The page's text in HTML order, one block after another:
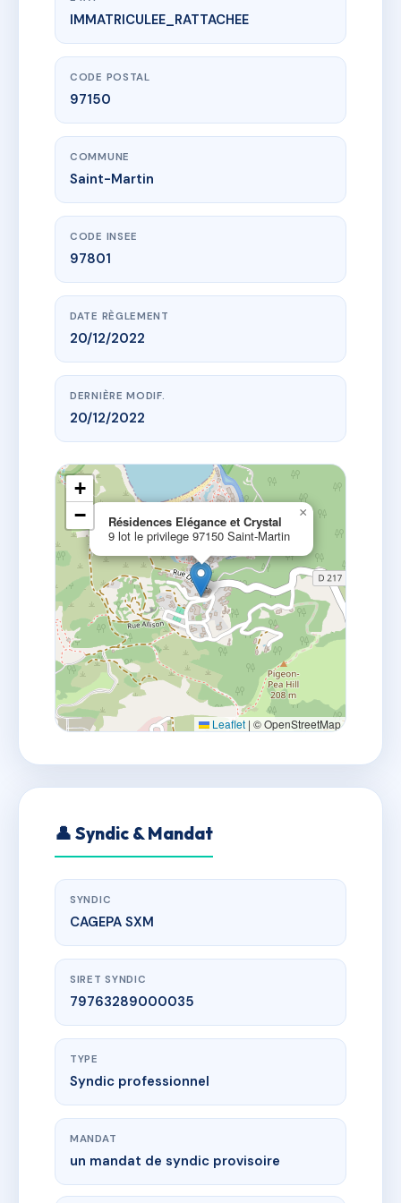
www.vme.plus/AH9117680
Résidences Elégance et Crystal
9 lot le privilege
IMMATRICULEE_RATTACHEE
CODE POSTAL
97150
COMMUNE
Saint-Martin
CODE INSEE
97801
DATE RÈGLEMENT
20/12/2022
DERNIÈRE MODIF.
20/12/2022
Résidences Elégance et Crystal
9 lot le privilege 97150 Saint-Martin
×
+
−
Leaflet | © OpenStreetMap
👤 Syndic & Mandat
SYNDIC
CAGEPA SXM
SIRET SYNDIC
79763289000035
TYPE
Syndic professionnel
MANDAT
un mandat de syndic provisoire